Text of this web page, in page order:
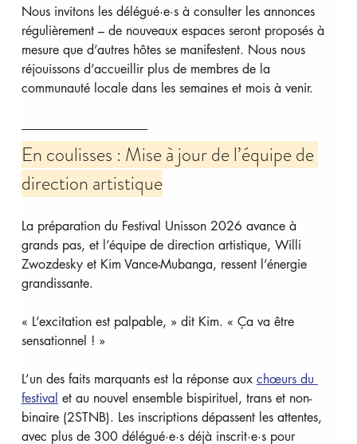
Nous invitons les délégué·e·s à consulter les annonces
régulièrement – de nouveaux espaces seront proposés à
mesure que d’autres hôtes se manifestent. Nous nous
réjouissons d’accueillir plus de membres de la
communauté locale dans les semaines et mois à venir.
En coulisses : Mise à jour de l’équipe de
direction artistique
La préparation du Festival Unisson 2026 avance à
grands pas, et l’équipe de direction artistique, Willi
Zwozdesky et Kim Vance-Mubanga, ressent l’énergie
grandissante.
« L’excitation est palpable, » dit Kim. « Ça va être
sensationnel ! »
L’un des faits marquants est la réponse aux chœurs du
festival et au nouvel ensemble bispirituel, trans et non-
binaire (2STNB). Les inscriptions dépassent les attentes,
avec plus de 300 délégué·e·s déjà inscrit·e·s pour